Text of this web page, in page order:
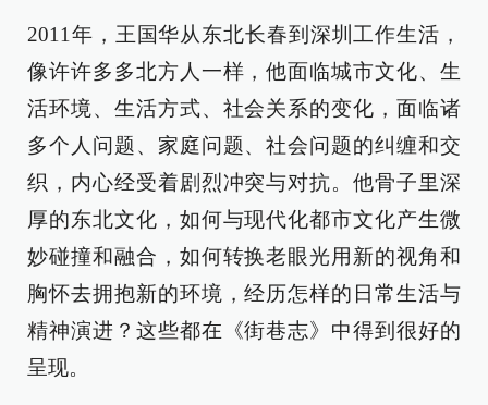
2011年，王国华从东北长春到深圳工作生活，
像许许多多北方人一样，他面临城市文化、生
活环境、生活方式、社会关系的变化，面临诸
多个人问题、家庭问题、社会问题的纠缠和交
织，内心经受着剧烈冲突与对抗。他骨子里深
厚的东北文化，如何与现代化都市文化产生微
妙碰撞和融合，如何转换老眼光用新的视角和
胸怀去拥抱新的环境，经历怎样的日常生活与
精神演进？这些都在《街巷志》中得到很好的
呈现。